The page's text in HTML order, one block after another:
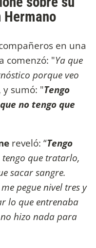
Hermano
en una
comenzó: "Ya que
porque veo
y sumó: "Tengo
no tengo que
reveló: “Tengo
tengo que tratarlo,
sacar sangre.
pegue nivel tres y
lo que entrenaba
hizo nada para